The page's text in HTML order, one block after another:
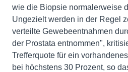
wie die Biopsie normalerweise
Ungezielt werden in der Regel
verteilte Gewebeentnahmen
der Prostata entnommen",
Trefferquote für ein
bei höchstens 30 Prozent, so